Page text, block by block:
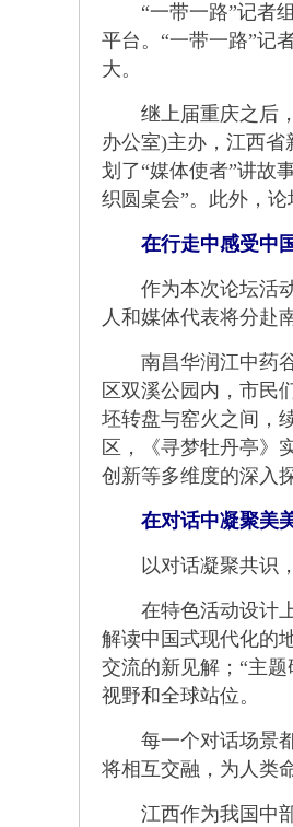
“一带一路”记者组
平台。“一带一路”记
大。
继上届重庆之后，
办公室)主办，江西
划了“媒体使者”讲故
织圆桌会”。此外，论
在行走中感受中
作为本次论坛活动
人和媒体代表将分赴
南昌华润江中药谷
区双溪公园内，市民
坯转盘与窑火之间，
区，《寻梦牡丹亭》
创新等多维度的深入
在对话中凝聚美
以对话凝聚共识，
在特色活动设计上
解读中国式现代化的
交流的新见解；“主
视野和全球站位。
每一个对话场景都
将相互交融，为人类
江西作为我国中部